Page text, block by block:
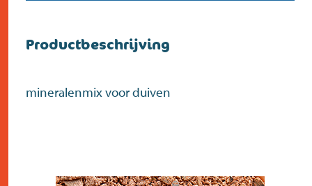
Productbeschrijving
mineralenmix voor duiven